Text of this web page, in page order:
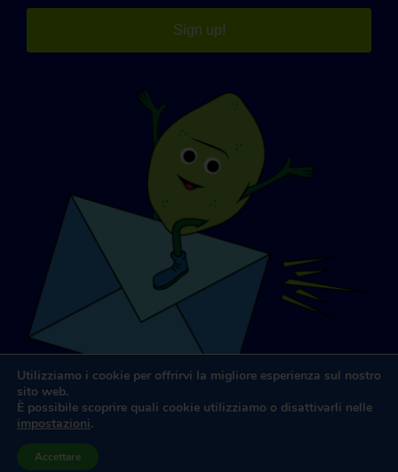
Sign up!
Progettazione e sviluppo di siti web
Utilizziamo i cookie per offrirvi la migliore esperienza sul nostro
sito web.
È possibile scoprire quali cookie utilizziamo o disattivarli nelle
impostazioni.
Accettare